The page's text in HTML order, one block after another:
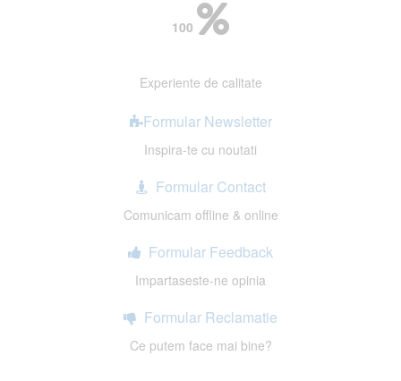
100
Experiente de calitate
Formular Newsletter
Inspira-te cu noutati
Formular Contact
Comunicam offline & online
Formular Feedback
Impartaseste-ne opinia
Formular Reclamatie
Ce putem face mai bine?